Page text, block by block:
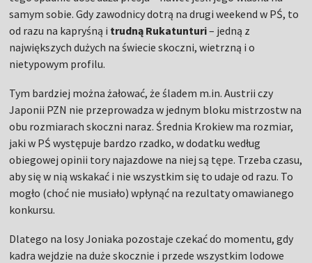
samym sobie. Gdy zawodnicy dotrą na drugi weekend w PŚ, to
od razu na kapryśną i trudną Rukatunturi– jedną z
największych dużych na świecie skoczni, wietrzną i o
nietypowym profilu.
Tym bardziej można żałować, że śladem m.in. Austrii czy
Japonii PZN nie przeprowadza w jednym bloku mistrzostw na
obu rozmiarach skoczni naraz. Średnia Krokiew ma rozmiar,
jaki w PŚ występuje bardzo rzadko, w dodatku według
obiegowej opinii tory najazdowe na niej są tępe. Trzeba czasu,
aby się w nią wskakać i nie wszystkim się to udaje od razu. To
mogło (choć nie musiało) wpłynąć na rezultaty omawianego
konkursu.
Dlatego na losy Joniaka pozostaje czekać do momentu, gdy
kadra wejdzie na duże skocznie i przede wszystkim lodowe